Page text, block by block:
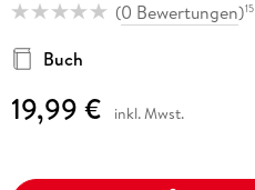
(0 Bewertungen)15
Buch
19,99 € inkl. Mwst.